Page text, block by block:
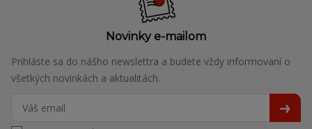
Novinky e-mailom
Prihláste sa do nášho newslettra a budete vždy informovaní o
všetkých novinkách a aktualitách.